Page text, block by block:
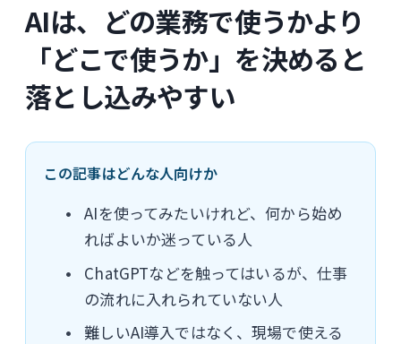
AIは、どの業務で使うかより
「どこで使うか」を決めると
落とし込みやすい
この記事はどんな人向けか
AIを使ってみたいけれど、何から始め
ればよいか迷っている人
ChatGPTなどを触ってはいるが、仕事
の流れに入れられていない人
難しいAI導入ではなく、現場で使える